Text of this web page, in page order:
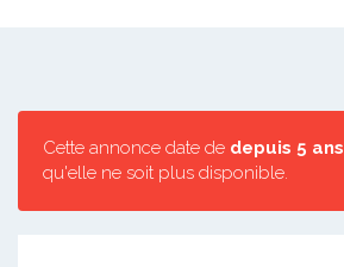
Cette annonce date de depuis 5 ans
qu'elle ne soit plus disponible.